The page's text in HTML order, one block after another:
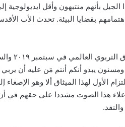
بأنهم منتبهون وأقل
بقضايا البيئة. تحدث الأب
هذا وأراد
يبدو أنكم أنتم مَن عليه أن يربي
الأول لهذا الميثاق ألا وهو الإصغاء
هذا الصوت مشددا على حقهم في أن